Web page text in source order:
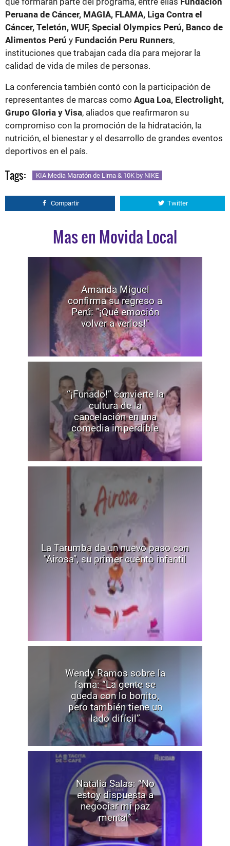
Peruana de Cáncer, MAGIA, FLAMA, Liga Contra el
Cáncer, Teletón, WUF, Special Olympics Perú, Banco de
Alimentos Perú y Fundación Peru Runners,
instituciones que trabajan cada día para mejorar la
calidad de vida de miles de personas.
La conferencia también contó con la participación de
representantes de marcas como Agua Loa, Electrolight,
Grupo Gloria y Visa, aliados que reafirmaron su
compromiso con la promoción de la hidratación, la
nutrición, el bienestar y el desarrollo de grandes eventos
deportivos en el país.
Tags: KIA Media Maratón de Lima & 10K by NIKE
Compartir Twitter
Mas en Movida Local
Amanda Miguel
confirma su regreso a
Perú: "¡Qué emoción
volver a verlos!"
“¡Funado!” convierte la
cultura de la
cancelación en una
comedia imperdible
La Tarumba da un nuevo paso con
"Airosa", su primer cuento infantil
Wendy Ramos sobre la
fama: “La gente se
queda con lo bonito,
pero también tiene un
lado difícil”
Natalia Salas: “No
estoy dispuesta a
negociar mi paz
mental”